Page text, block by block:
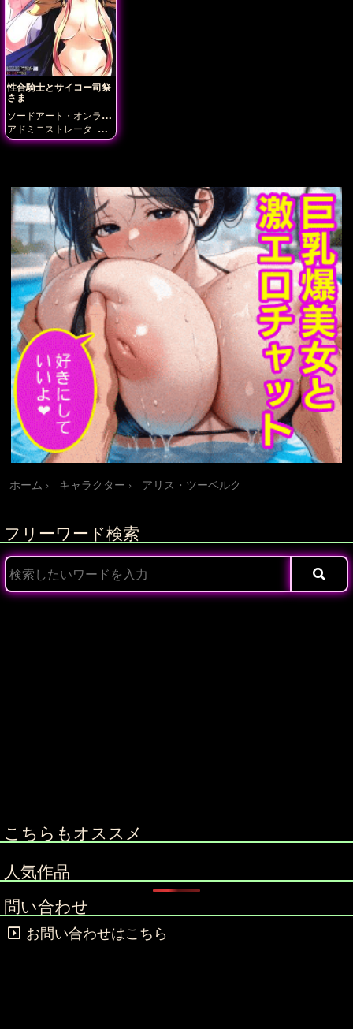
性合騎士とサイコー司祭
さま
ソードアート・オンライ
ン
アドミニストレータ ア
リス・ツーベルク
ホーム キャラクター アリス・ツーベルク
フリーワード検索
こちらもオススメ
人気作品
問い合わせ
お問い合わせはこちら